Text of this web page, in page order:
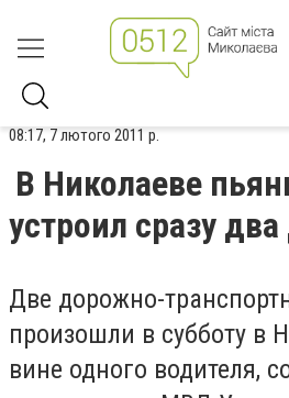
08:17, 7 лютого 2011 р.
В Николаеве
устроил сразу
Две дорожно-
произошли в субботу в
вине одного водителя,